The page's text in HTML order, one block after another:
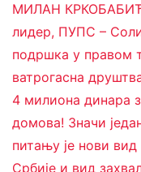
МИЛАН КРКОБАБИЋ,
лидер, ПУПС –
подршка у правом
ватрогасна
4 милиона динара
домова! Значи
питању је нови
Србије и вид